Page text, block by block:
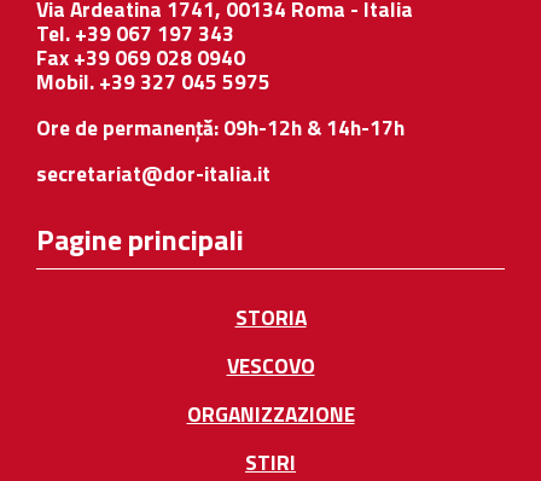
Via Ardeatina 1741, 00134 Roma - Italia
Tel. +39 067 197 343
Fax +39 069 028 0940
Mobil. +39 327 045 5975
Ore de permanență: 09h-12h & 14h-17h
secretariat@dor-italia.it
Pagine principali
STORIA
VESCOVO
ORGANIZZAZIONE
STIRI